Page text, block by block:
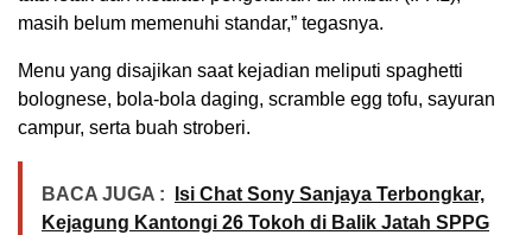
masih belum memenuhi standar,” tegasnya.
Menu yang disajikan saat kejadian meliputi spaghetti
bolognese, bola-bola daging, scramble egg tofu, sayuran
campur, serta buah stroberi.
BACA JUGA :
Isi Chat Sony Sanjaya Terbongkar,
Kejagung Kantongi 26 Tokoh di Balik Jatah SPPG